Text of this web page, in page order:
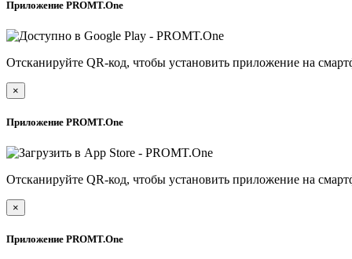
Приложение PROMT.One
Отсканируйте QR-код, чтобы установить приложение на
×
Приложение PROMT.One
Отсканируйте QR-код, чтобы установить приложение на
×
Приложение PROMT.One